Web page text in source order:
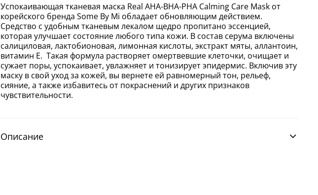
Успокаивающая тканевая маска Real AHA-BHA-PHA Calming Care Mask от
корейского бренда Some By Mi обладает обновляющим действием.
Средство с удобным тканевым лекалом щедро пропитано эссенцией,
которая улучшает состояние любого типа кожи. В состав серума включены
салициловая, лактобионовая, лимонная кислоты, экстракт мяты, аллантоин,
витамин E. Такая формула растворяет омертвевшие клеточки, очищает и
сужает поры, успокаивает, увлажняет и тонизирует эпидермис. Включив эту
маску в свой уход за кожей, вы вернете ей равномерный тон, рельеф,
сияние, а также избавитесь от покраснений и других признаков
чувствительности.
Описание